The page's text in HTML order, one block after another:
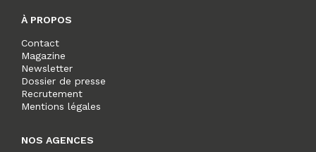
À PROPOS
Contact
Magazine
Newsletter
Dossier de presse
Recrutement
Mentions légales
NOS AGENCES